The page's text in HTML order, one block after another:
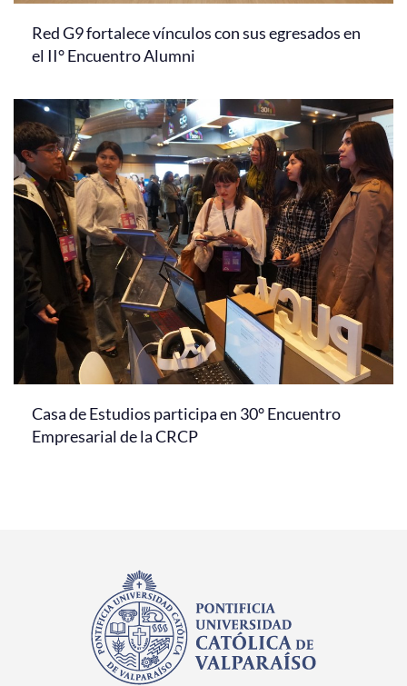
Red G9 fortalece vínculos con sus egresados en
el II° Encuentro Alumni
Casa de Estudios participa en 30° Encuentro
Empresarial de la CRCP